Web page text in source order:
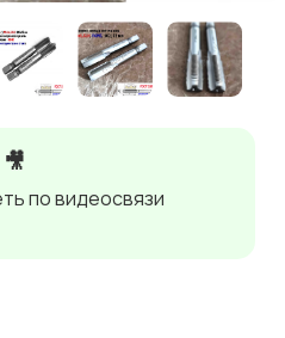
по видеосвязи